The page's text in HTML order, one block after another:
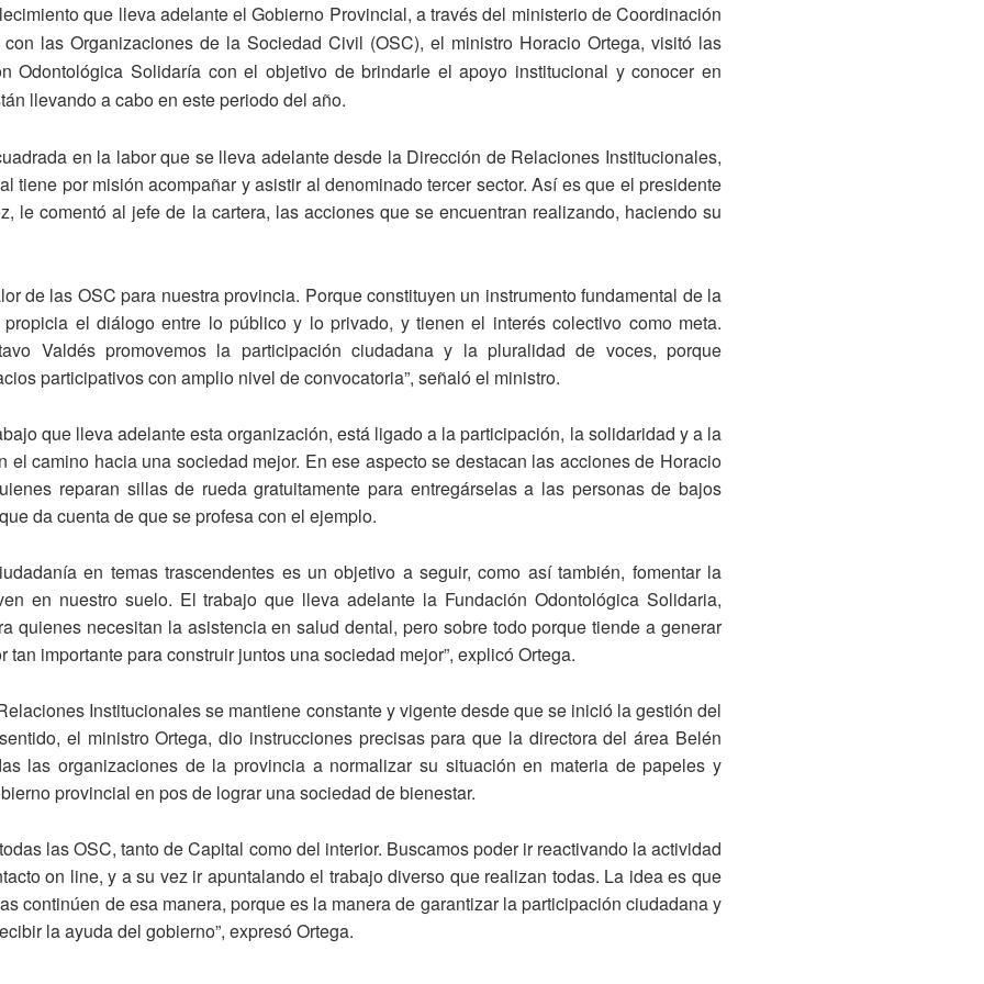
que lleva adelante el Gobierno Provincial, a través del ministerio de Coordinación
las Organizaciones de la Sociedad Civil (OSC), el ministro Horacio Ortega, visitó las
Odontológica Solidaría con el objetivo de brindarle el apoyo institucional y conocer en
llevando a cabo en este periodo del año.
en la labor que se lleva adelante desde la Dirección de Relaciones Institucionales,
tiene por misión acompañar y asistir al denominado tercer sector. Así es que el presidente
le comentó al jefe de la cartera, las acciones que se encuentran realizando, haciendo su
de las OSC para nuestra provincia. Porque constituyen un instrumento fundamental de la
el diálogo entre lo público y lo privado, y tienen el interés colectivo como meta.
Valdés promovemos la participación ciudadana y la pluralidad de voces, porque
participativos con amplio nivel de convocatoria”, señaló el ministro.
que lleva adelante esta organización, está ligado a la participación, la solidaridad y a la
el camino hacia una sociedad mejor. En ese aspecto se destacan las acciones de Horacio
reparan sillas de rueda gratuitamente para entregárselas a las personas de bajos
da cuenta de que se profesa con el ejemplo.
en temas trascendentes es un objetivo a seguir, como así también, fomentar la
en nuestro suelo. El trabajo que lleva adelante la Fundación Odontológica Solidaria,
quienes necesitan la asistencia en salud dental, pero sobre todo porque tiende a generar
importante para construir juntos una sociedad mejor”, explicó Ortega.
Institucionales se mantiene constante y vigente desde que se inició la gestión del
el ministro Ortega, dio instrucciones precisas para que la directora del área Belén
las organizaciones de la provincia a normalizar su situación en materia de papeles y
provincial en pos de lograr una sociedad de bienestar.
las OSC, tanto de Capital como del interior. Buscamos poder ir reactivando la actividad
on line, y a su vez ir apuntalando el trabajo diverso que realizan todas. La idea es que
continúen de esa manera, porque es la manera de garantizar la participación ciudadana y
la ayuda del gobierno”, expresó Ortega.